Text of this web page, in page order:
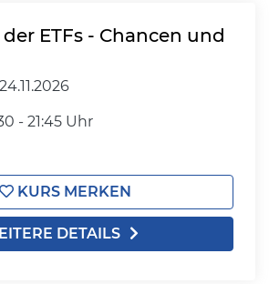
ETFs - Chancen und
24.11.2026
- 21:45 Uhr
KURS MERKEN
DETAILS